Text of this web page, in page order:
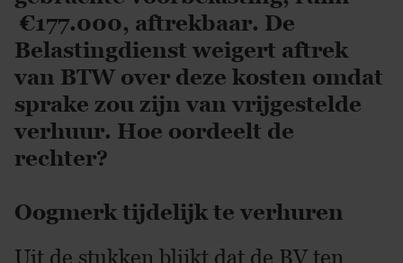
€177.000, aftrekbaar. De
Belastingdienst weigert aftrek
van BTW over deze kosten omdat
sprake zou zijn van vrijgestelde
verhuur. Hoe oordeelt de
rechter?
Oogmerk tijdelijk te verhuren
Uit de stukken blijkt dat de BV ten